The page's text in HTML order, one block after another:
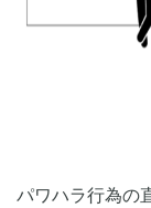
パワハラ行為の